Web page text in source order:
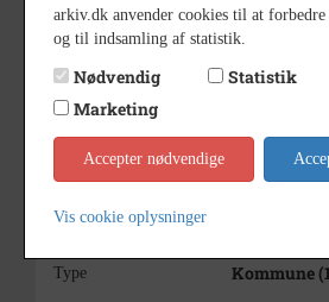
Nummer U2628
Type Aviser og
Illustrationer
Årstal 2015
SJ
Type Kommune
arkiv.dk anvender cookies til at
og til indsamling af statistik.
Nødvendig
Statistik
Marketing
Accepter nødvendige
Vis cookie oplysninger